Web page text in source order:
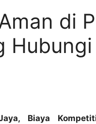
di
Hubungi
Biaya